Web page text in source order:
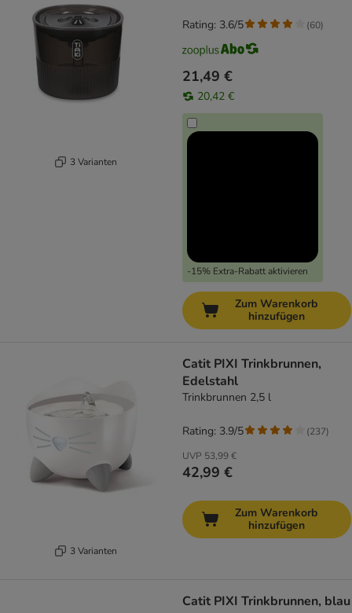
3 Varianten
21,49 €
20,42 €
-15% Extra-Rabatt aktivieren
Rating: 3.6/5 (60)
Zum Warenkorb
hinzufügen
3 Varianten
Catit PIXI Trinkbrunnen,
Edelstahl
Trinkbrunnen 2,5 l
UVP 53,99 €
42,99 €
Rating: 3.9/5 (237)
Zum Warenkorb
hinzufügen
Catit PIXI Trinkbrunnen, blau